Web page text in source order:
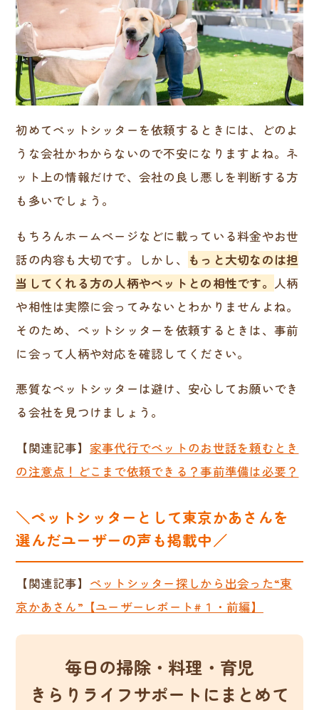
初めてペットシッターを依頼するときには、どのよ
うな会社かわからないので不安になりますよね。ネ
ット上の情報だけで、会社の良し悪しを判断する方
も多いでしょう。
もちろんホームページなどに載っている料金やお世
話の内容も大切です。しかし、
もっと大切なのは担
当してくれる方の人柄やペットとの相性です。 人柄
や相性は実際に会ってみないとわかりませんよね。
そのため、ペットシッターを依頼するときは、事前
に会って人柄や対応を確認してください。
悪質なペットシッターは避け、安心してお願いでき
る会社を見つけましょう。
【関連記事】 家事代行でペットのお世話を頼むとき
の注意点！どこまで依頼できる？事前準備は必要？
＼ペットシッターとして東京かあさんを
選んだユーザーの声も掲載中／
【関連記事】 ペットシッター探しから出会った“東
京かあさん”【ユーザーレポート#１・前編】
毎日の掃除・料理・育児
きらりライフサポートにまとめて